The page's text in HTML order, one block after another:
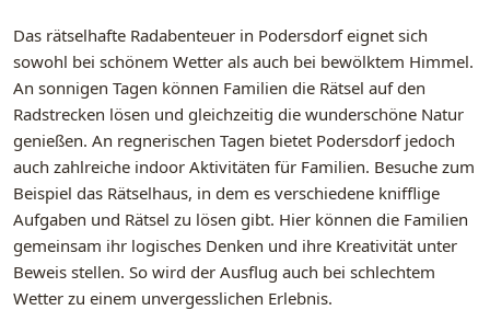
Das rätselhafte Radabenteuer in Podersdorf eignet sich
sowohl bei schönem Wetter als auch bei bewölktem Himmel.
An sonnigen Tagen können Familien die Rätsel auf den
Radstrecken lösen und gleichzeitig die wunderschöne Natur
genießen. An regnerischen Tagen bietet Podersdorf jedoch
auch zahlreiche indoor Aktivitäten für Familien. Besuche zum
Beispiel das Rätselhaus, in dem es verschiedene knifflige
Aufgaben und Rätsel zu lösen gibt. Hier können die Familien
gemeinsam ihr logisches Denken und ihre Kreativität unter
Beweis stellen. So wird der Ausflug auch bei schlechtem
Wetter zu einem unvergesslichen Erlebnis.